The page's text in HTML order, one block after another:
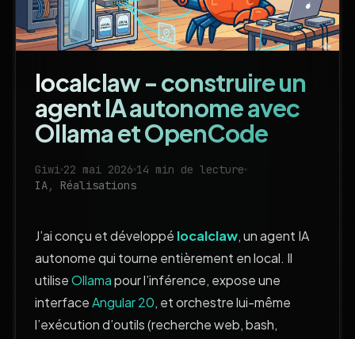
localclaw - construire un
agent IA autonome avec
Ollama et OpenCode
Giwi 22 mai 2026 14 min de lecture
IA, Réalisations
J’ai conçu et développé localclaw, un agent IA
autonome qui tourne entièrement en local. Il
utiliseOllamapour l’inférence, expose une
interfaceAngular 20, et orchestre lui-même
l’exécution d’outils (recherche web, bash,